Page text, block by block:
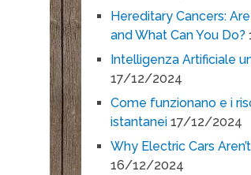
Hereditary Cancers:
and What Can You Do?
Intelligenza Artificiale
17/12/2024
Come funzionano e i
istantanei 17/12/2024
Why Electric Cars
16/12/2024